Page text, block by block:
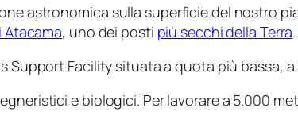
astronomica sulla superficie del nostro
, uno dei posti più secchi della Terra.
Facility situata a quota più bassa, a
e biologici. Per lavorare a 5.000